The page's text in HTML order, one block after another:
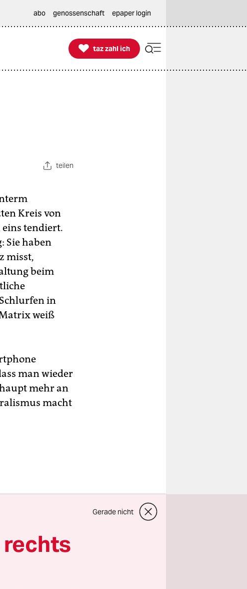
abo genossenschaft epaper login

taz zahl ich
taz zahl ich
teilen
Kreis von
eins tendiert.
Sie haben
misst,
beim
in
weiß
man wieder
mehr an
macht
Gerade nicht
rechts